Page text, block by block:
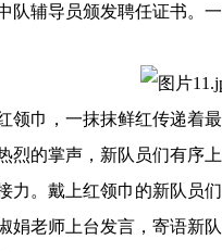
队辅导员颁发聘任证书。
巾，一抹抹鲜红传递着
烈的掌声，新队员们有序
力。戴上红领巾的新队员
娟老师上台发言，寄语新